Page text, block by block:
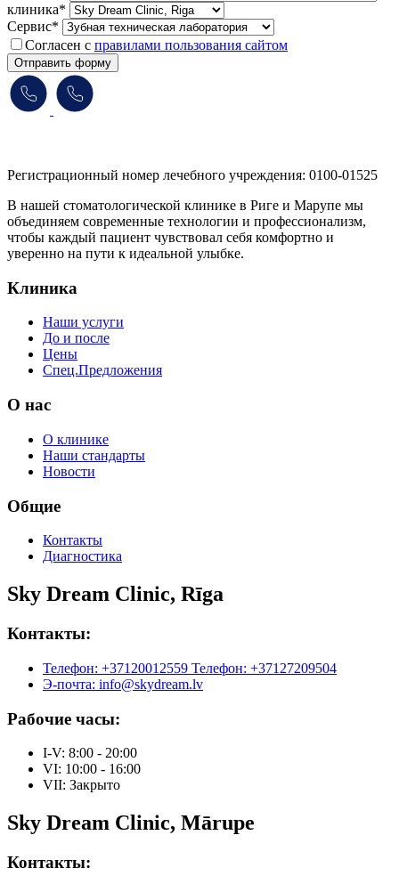
клиника*
Сервис*
Согласен с правилами пользования сайтом
Отправить форму
Регистрационный номер лечебного учреждения: 0100-01525
В нашей стоматологической клинике в Риге и Марупе мы
объединяем современные технологии и профессионализм,
чтобы каждый пациент чувствовал себя комфортно и
уверенно на пути к идеальной улыбке.
Клиника
Наши услуги
До и после
Цены
Спец.Предложения
O нас
О клинике
Наши стандарты
Новости
Общие
Контакты
Диагностика
Sky Dream Clinic, Rīga
Контакты:
Телефон: +37120012559 Телефон: +37127209504
Э-почта: info@skydream.lv
Рабочие часы:
I-V: 8:00 - 20:00
VI: 10:00 - 16:00
VII: Закрыто
Sky Dream Clinic, Mārupe
Контакты: